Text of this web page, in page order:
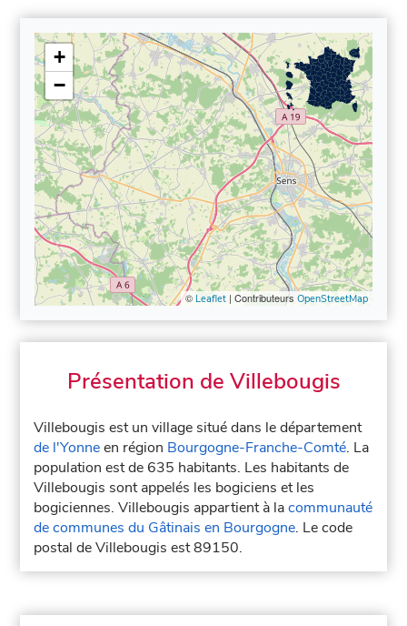
+
−
© Leaflet| Contributeurs OpenStreetMap
Présentation de Villebougis
Villebougis est un village situé dans le département
de l'Yonneen région Bourgogne-Franche-Comté. La
population est de 635 habitants. Les habitants de
Villebougis sont appelés les bogiciens et les
bogiciennes. Villebougis appartient à lacommunauté
de communes du Gâtinais en Bourgogne. Le code
postal de Villebougis est 89150.